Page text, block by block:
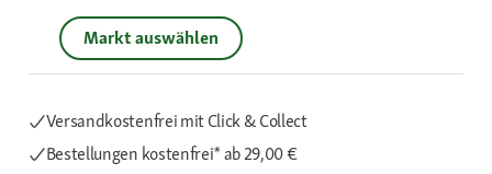
Markt auswählen
Versandkostenfrei mit Click & Collect
Bestellungen kostenfrei*ab 29,00 €